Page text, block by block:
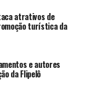
atrativos de
turística da
e autores
da Flipelô